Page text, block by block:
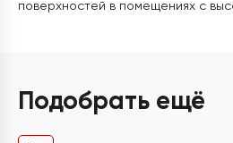
поверхностей в помещениях с
Подобрать ещё